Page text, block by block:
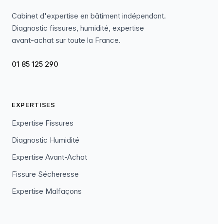
Cabinet d'expertise en bâtiment indépendant.
Diagnostic fissures, humidité, expertise
avant-achat sur toute la France.
01 85 125 290
EXPERTISES
Expertise Fissures
Diagnostic Humidité
Expertise Avant-Achat
Fissure Sécheresse
Expertise Malfaçons